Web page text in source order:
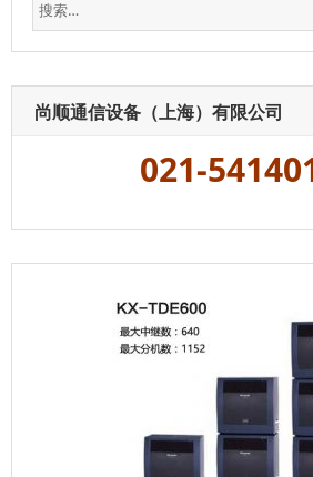
索：
尚顺通信设备（上海）有限公司
021-